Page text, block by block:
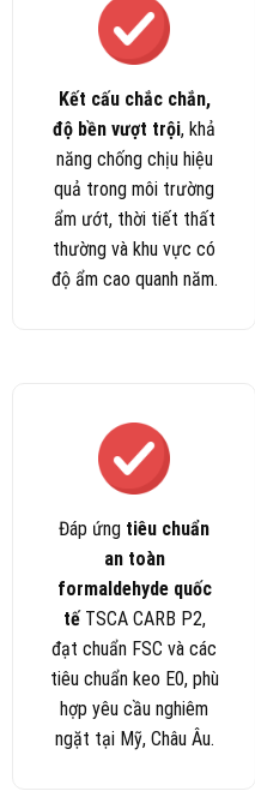
Kết cấu chắc chắn,
độ bền vượt trội, khả
năng chống chịu hiệu
quả trong môi trường
ẩm ướt, thời tiết thất
thường và khu vực có
độ ẩm cao quanh năm.
Đáp ứng tiêu chuẩn
an toàn
formaldehyde quốc
tếTSCA CARB P2,
đạt chuẩn FSC và các
tiêu chuẩn keo E0, phù
hợp yêu cầu nghiêm
ngặt tại Mỹ, Châu Âu.